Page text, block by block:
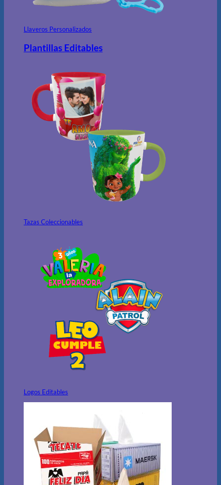
Llaveros Personalizados
Plantillas Editables
Tazas Coleccionables
Logos Editables